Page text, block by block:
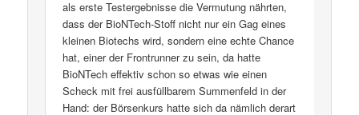
als erste Testergebnisse die Vermutung nährten,
dass der BioNTech-Stoff nicht nur ein Gag eines
kleinen Biotechs wird, sondern eine echte Chance
hat, einer der Frontrunner zu sein, da hatte
BioNTech effektiv schon so etwas wie einen
Scheck mit frei ausfüllbarem Summenfeld in der
Hand: der Börsenkurs hatte sich da nämlich derart